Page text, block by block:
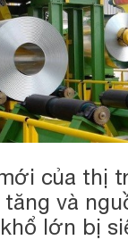
của thị
và
lớn bị